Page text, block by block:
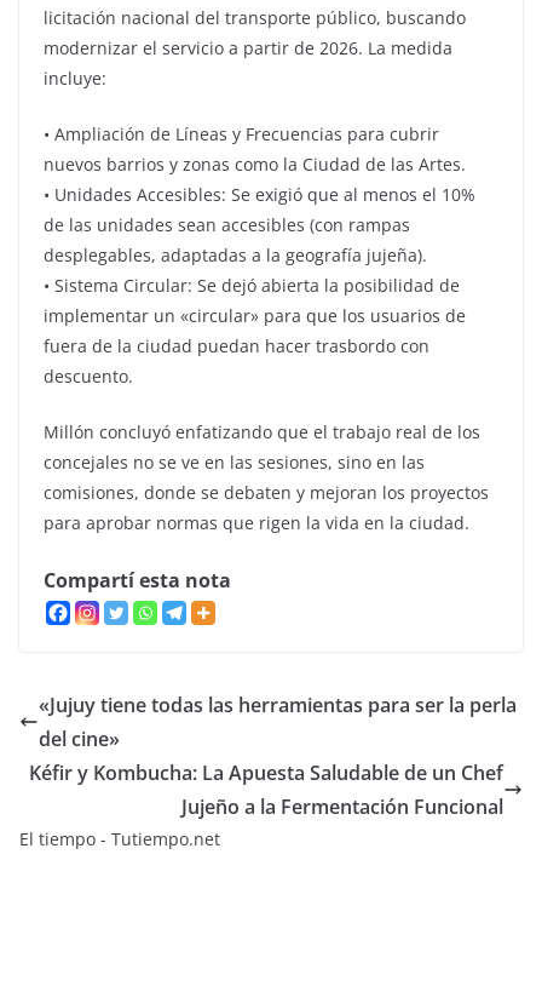
licitación nacional del transporte público, buscando
modernizar el servicio a partir de 2026. La medida
incluye:
• Ampliación de Líneas y Frecuencias para cubrir
nuevos barrios y zonas como la Ciudad de las Artes.
• Unidades Accesibles: Se exigió que al menos el 10%
de las unidades sean accesibles (con rampas
desplegables, adaptadas a la geografía jujeña).
• Sistema Circular: Se dejó abierta la posibilidad de
implementar un «circular» para que los usuarios de
fuera de la ciudad puedan hacer trasbordo con
descuento.
Millón concluyó enfatizando que el trabajo real de los
concejales no se ve en las sesiones, sino en las
comisiones, donde se debaten y mejoran los proyectos
para aprobar normas que rigen la vida en la ciudad.
Compartí esta nota
«Jujuy tiene todas las herramientas para ser la perla
del cine»
Kéfir y Kombucha: La Apuesta Saludable de un Chef
Jujeño a la Fermentación Funcional
El tiempo - Tutiempo.net